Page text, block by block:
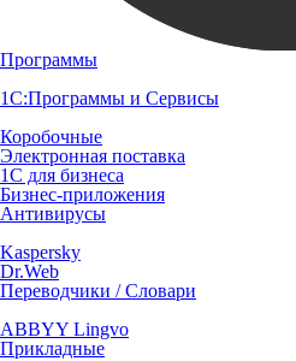
Программы
1С:Программы и Сервисы
Коробочные
Электронная поставка
1С для бизнеса
Бизнес-приложения
Антивирусы
Kaspersky
Dr.Web
Переводчики / Словари
ABBYY Lingvo
Прикладные